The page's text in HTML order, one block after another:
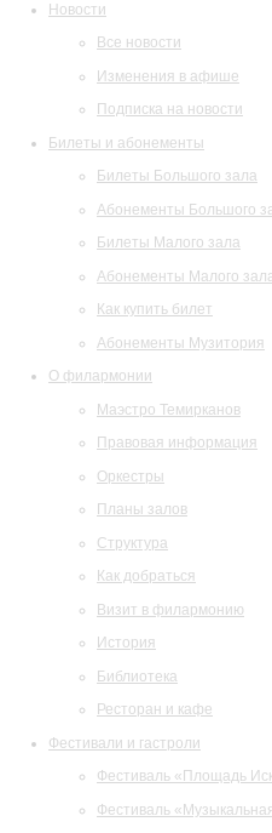
Новости
Все новости
Изменения в афише
Подписка на новости
Билеты и абонементы
Билеты Большого зала
Абонементы Большого
Билеты Малого зала
Абонементы Малого
Как купить билет
Абонементы Музитория
О филармонии
Маэстро Темирканов
Правовая информация
Оркестры
Планы залов
Структура
Как добраться
Визит в филармонию
История
Библиотека
Ресторан и кафе
Фестивали и гастроли
Фестиваль «Площадь
Фестиваль